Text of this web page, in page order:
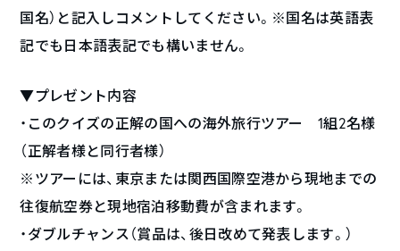
国名）と記入しコメントしてください。※国名は英語表
記でも日本語表記でも構いません。
▼プレゼント内容
・このクイズの正解の国への海外旅行ツアー 1組2名様
（正解者様と同行者様）
※ツアーには、東京または関西国際空港から現地までの
往復航空券と現地宿泊移動費が含まれます。
・ダブルチャンス（賞品は、後日改めて発表します。）